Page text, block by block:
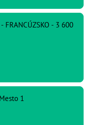
- FRANCÚZSKO - 3 600
1